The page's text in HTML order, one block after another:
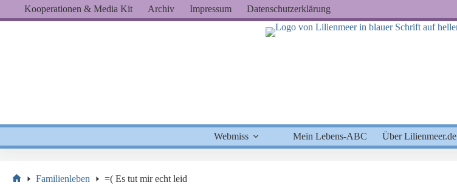
Kooperationen & Media Kit Archiv Impressum Datenschutzerklärung
Webmiss Mein Lebens-ABC Über Lilienmeer.de
Familienleben =( Es tut mir echt leid